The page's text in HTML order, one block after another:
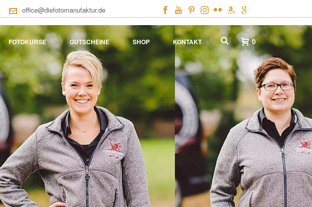
office@diefotomanufaktur.de
FOTOKURSE GUTSCHEINE SHOP KONTAKT 0